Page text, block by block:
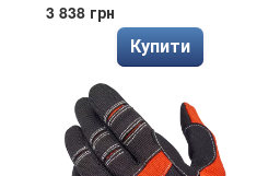
3 838 грн
Купити